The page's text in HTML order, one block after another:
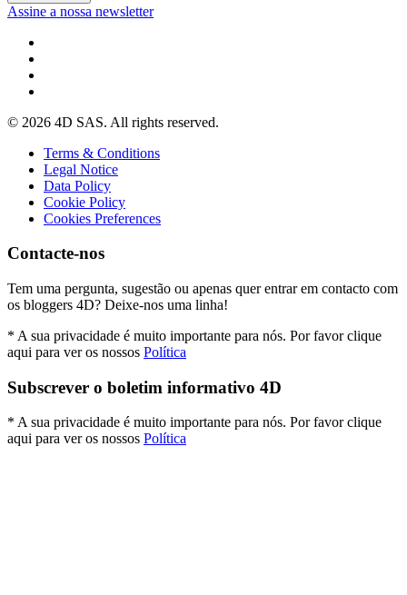
Assine a nossa newsletter
© 2026 4D SAS. All rights reserved.
Terms & Conditions
Legal Notice
Data Policy
Cookie Policy
Cookies Preferences
Contacte-nos
Tem uma pergunta, sugestão ou apenas quer entrar em contacto com
os bloggers 4D? Deixe-nos uma linha!
* A sua privacidade é muito importante para nós. Por favor clique
aqui para ver os nossos Política
Subscrever o boletim informativo 4D
* A sua privacidade é muito importante para nós. Por favor clique
aqui para ver os nossos Política